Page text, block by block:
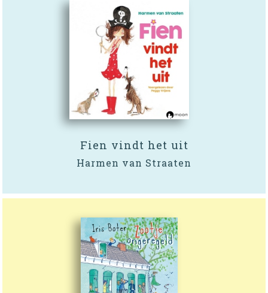
Fien vindt het uit
Harmen van Straaten